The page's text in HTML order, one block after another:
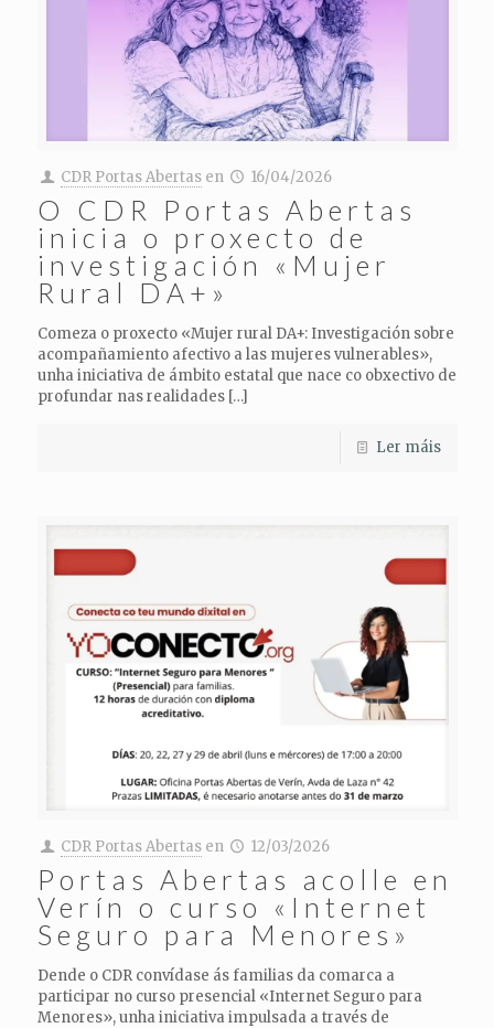
CDR Portas Abertas en 16/04/2026
O CDR Portas Abertas
inicia o proxecto de
investigación «Mujer
Rural DA+»
Comeza o proxecto «Mujer rural DA+: Investigación sobre
acompañamiento afectivo a las mujeres vulnerables»,
unha iniciativa de ámbito estatal que nace co obxectivo de
profundar nas realidades[…]
Ler máis
CDR Portas Abertas en 12/03/2026
Portas Abertas acolle en
Verín o curso «Internet
Seguro para Menores»
Dende o CDR convídase ás familias da comarca a
participar no curso presencial «Internet Seguro para
Menores», unha iniciativa impulsada a través de